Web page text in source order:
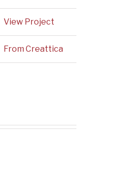
View Project
From Creattica